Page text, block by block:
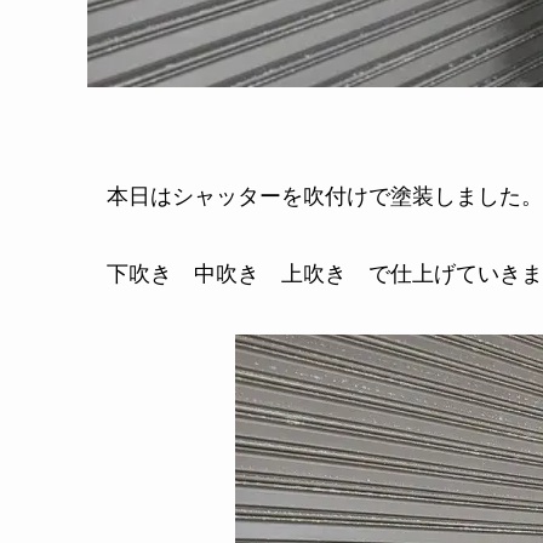
本日はシャッターを吹付けで塗装しました。
下吹き 中吹き 上吹き で仕上げていき